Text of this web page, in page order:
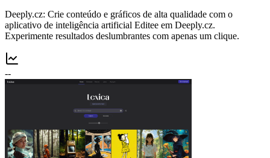
Deeply.cz: Crie conteúdo e gráficos de alta qualidade com o
aplicativo de inteligência artificial Editee em Deeply.cz.
Experimente resultados deslumbrantes com apenas um clique.
--